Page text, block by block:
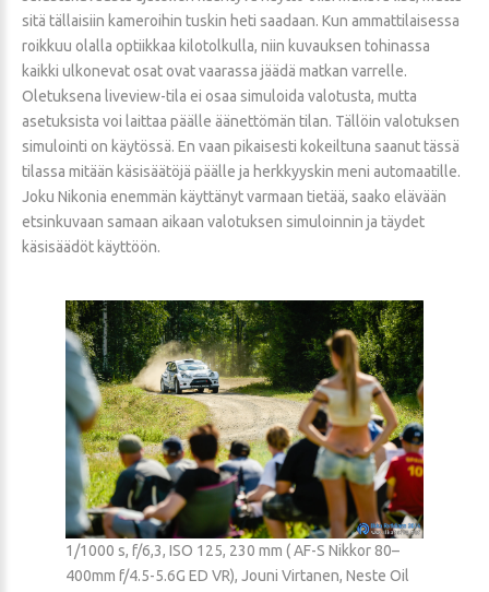
sitä tällaisiin kameroihin tuskin heti saadaan. Kun ammattilaisessa
roikkuu olalla optiikkaa kilotolkulla, niin kuvauksen tohinassa
kaikki ulkonevat osat ovat vaarassa jäädä matkan varrelle.
Oletuksena liveview-tila ei osaa simuloida valotusta, mutta
asetuksista voi laittaa päälle äänettömän tilan. Tällöin valotuksen
simulointi on käytössä. En vaan pikaisesti kokeiltuna saanut tässä
tilassa mitään käsisäätöjä päälle ja herkkyyskin meni automaatille.
Joku Nikonia enemmän käyttänyt varmaan tietää, saako elävään
etsinkuvaan samaan aikaan valotuksen simuloinnin ja täydet
käsisäädöt käyttöön.
1/1000 s, f/6,3, ISO 125, 230 mm ( AF-S Nikkor 80–
400mm f/4.5-5.6G ED VR), Jouni Virtanen, Neste Oil